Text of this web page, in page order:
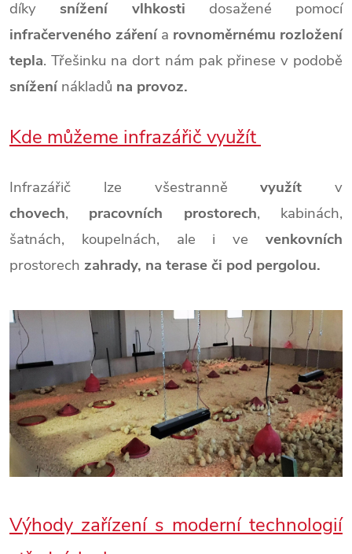
díkysnížení vlhkosti dosažené pomocí
infračerveného zářenía rovnoměrnému rozložení
tepla. Třešinku na dort nám pak přinese v podobě
sníženínákladů na provoz.
Kde můžeme infrazářič využít
Infrazářič lze všestranně využít v
chovech, pracovních prostorech, kabinách,
šatnách, koupelnách, ale i ve venkovních
prostorech zahrady, na terase či pod pergolou.
Výhody zařízení s moderní technologií